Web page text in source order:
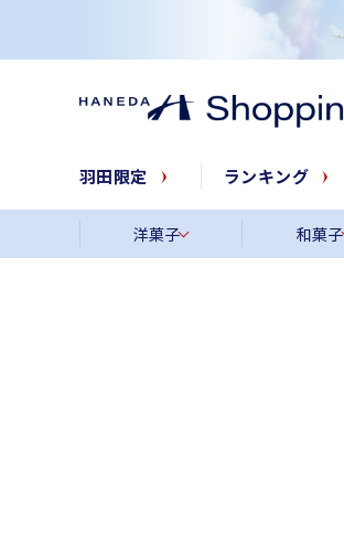
羽田限定 ランキング
洋菓子 和菓子